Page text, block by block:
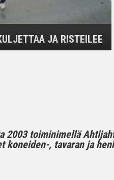
JA RISTEILEE
toiminimellä
koneiden-, tavaran ja